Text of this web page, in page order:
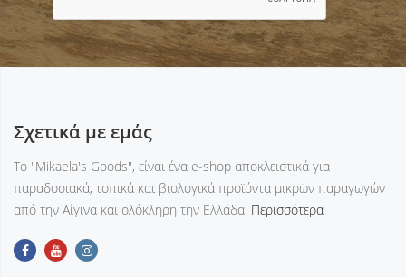
Σχετικά με εμάς
Tο "Mikaela's Goods", είναι ένα e-shop αποκλειστικά για
παραδοσιακά, τοπικά και βιολογικά προϊόντα μικρών παραγωγών
από την Αίγινα και ολόκληρη την Ελλάδα. Περισσότερα